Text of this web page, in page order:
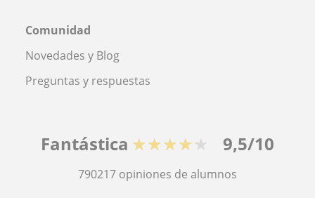
Comunidad
Novedades y Blog
Preguntas y respuestas
Fantástica ★★★★★ 9,5/10
790217 opiniones de alumnos